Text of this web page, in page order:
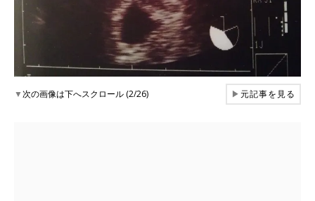
▼次の画像は下へスクロール (2/26) ▶元記事を見る